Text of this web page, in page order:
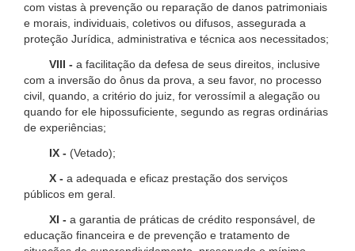
com vistas à prevenção ou reparação de danos patrimoniais
e morais, individuais, coletivos ou difusos, assegurada a
proteção Jurídica, administrativa e técnica aos necessitados;
VIII - a facilitação da defesa de seus direitos, inclusive
com a inversão do ônus da prova, a seu favor, no processo
civil, quando, a critério do juiz, for verossímil a alegação ou
quando for ele hipossuficiente, segundo as regras ordinárias
de experiências;
IX - (Vetado);
X - a adequada e eficaz prestação dos serviços
públicos em geral.
XI - a garantia de práticas de crédito responsável, de
educação financeira e de prevenção e tratamento de